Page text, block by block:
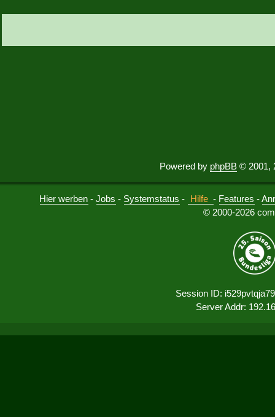
Powered by phpBB © 2001,
Hier werben -Jobs - Systemstatus - Hilfe - Features -
© 2000-2026
Session ID:
Server Addr: